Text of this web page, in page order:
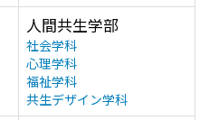
人間共生学部
社会学科
心理学科
福祉学科
共生デザイン学科